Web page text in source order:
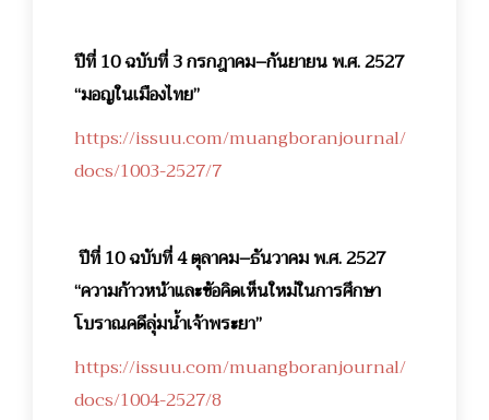
ปีที่ 10 ฉบับที่ 3 กรกฎาคม–กันยายน พ.ศ. 2527
“มอญในเมืองไทย”
https://issuu.com/muangboranjournal/
docs/1003-2527/7
ปีที่ 10 ฉบับที่ 4 ตุลาคม–ธันวาคม พ.ศ. 2527
“ความก้าวหน้าและข้อคิดเห็นใหม่ในการศึกษา
โบราณคดีลุ่มน้ำเจ้าพระยา”
https://issuu.com/muangboranjournal/
docs/1004-2527/8